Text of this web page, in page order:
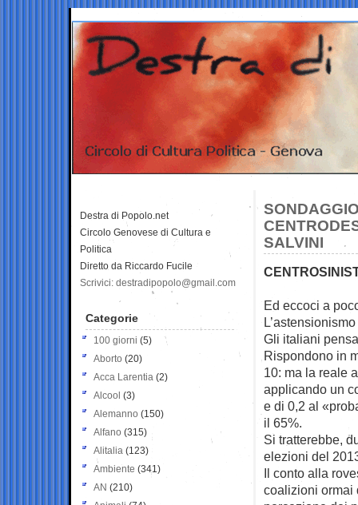
SALVINI
Ed eccoci a
Gli italiani
Rispondono in
10: ma la reale
applicando un
e di 0,2 al
il 65%.
Si tratterebbe,
elezioni del
Il conto alla
coalizioni ormai
Destra di Popolo.net
Circolo Genovese di Cultura e
Politica
Diretto da Riccardo Fucile
Scrivici: destradipopolo@gmail.com
Categorie
100 giorni (5)
Aborto (20)
Acca Larentia (2)
Alcool (3)
Alemanno (150)
Alfano (315)
Alitalia (123)
Ambiente (341)
AN (210)